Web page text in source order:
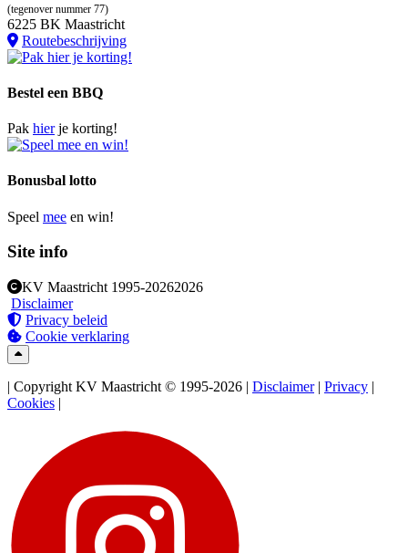
(tegenover nummer 77)
6225 BK Maastricht
Routebeschrijving
Bestel een BBQ
Pak hierje korting!
Bonusbal lotto
Speel mee en win!
Site info
KV Maastricht 1995-20262026
Disclaimer
Privacy beleid
Cookie verklaring
| Copyright KV Maastricht © 1995-2026 | Disclaimer| Privacy |
Cookies |